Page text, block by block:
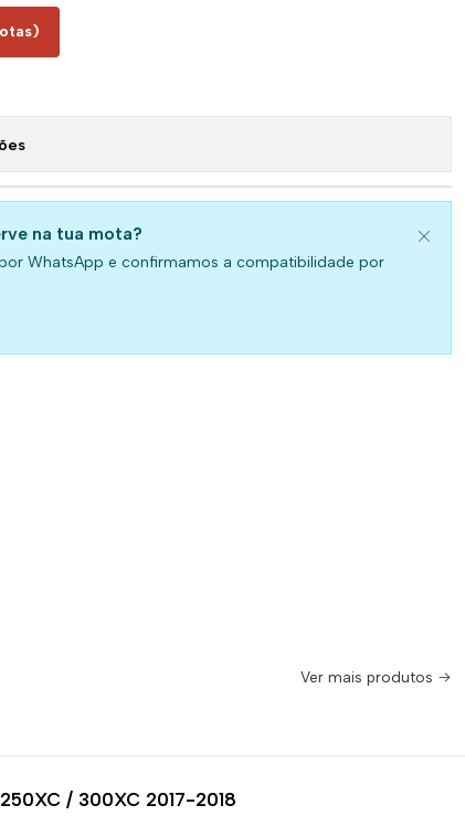
na tua mota?
WhatsApp e confirmamos a compatibilidade por
Ver mais produtos
/ 300XC 2017-2018